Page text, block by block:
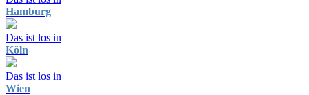
Hamburg
Das ist los in
Köln
Das ist los in
Wien